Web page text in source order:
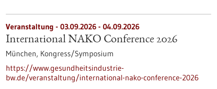
Veranstaltung - 03.09.2026 - 04.09.2026
International NAKO Conference 2026
München, Kongress/Symposium
https://www.gesundheitsindustrie-
bw.de/veranstaltung/international-nako-conference-2026